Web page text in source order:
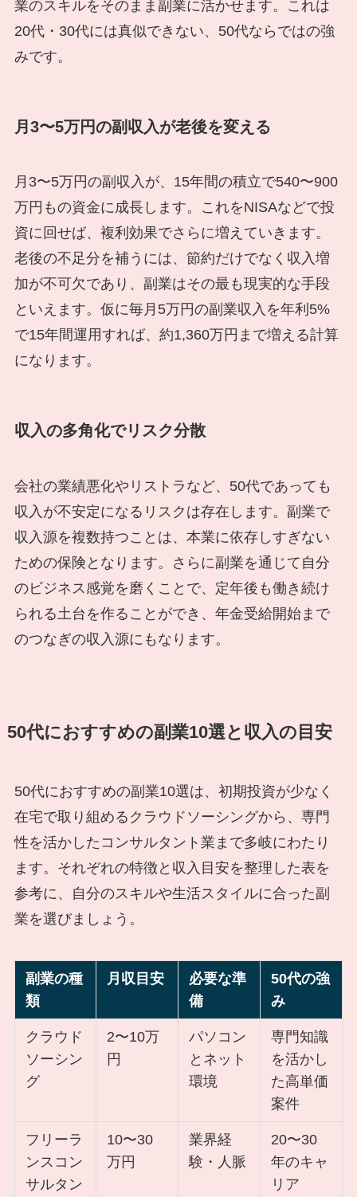
業のスキルをそのまま副業に活かせます。これは
20代・30代には真似できない、50代ならではの強
みです。
月3〜5万円の副収入が老後を変える
月3〜5万円の副収入が、15年間の積立で540〜900
万円もの資金に成長します。これをNISAなどで投
資に回せば、複利効果でさらに増えていきます。
老後の不足分を補うには、節約だけでなく収入増
加が不可欠であり、副業はその最も現実的な手段
といえます。仮に毎月5万円の副業収入を年利5%
で15年間運用すれば、約1,360万円まで増える計算
になります。
収入の多角化でリスク分散
会社の業績悪化やリストラなど、50代であっても
収入が不安定になるリスクは存在します。副業で
収入源を複数持つことは、本業に依存しすぎない
ための保険となります。さらに副業を通じて自分
のビジネス感覚を磨くことで、定年後も働き続け
られる土台を作ることができ、年金受給開始まで
のつなぎの収入源にもなります。
50代におすすめの副業10選と収入の目安
50代におすすめの副業10選は、初期投資が少なく
在宅で取り組めるクラウドソーシングから、専門
性を活かしたコンサルタント業まで多岐にわたり
ます。それぞれの特徴と収入目安を整理した表を
参考に、自分のスキルや生活スタイルに合った副
業を選びましょう。
副業の種
類
月収目安
必要な準
備
50代の強
み
クラウド
ソーシン
グ
2〜10万
円
パソコン
とネット
環境
専門知識
を活かし
た高単価
案件
フリーラ
ンスコン
サルタン
10〜30
万円
業界経
験・人脈
20〜30
年のキャ
リア